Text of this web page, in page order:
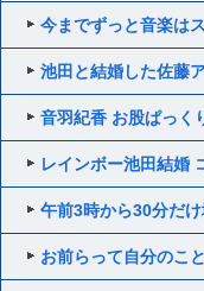
今までずっと音楽は
池田と結婚した佐藤
音羽紀香 お股ぱっく
レインボー池田結婚
午前3時から30分だ
お前らって自分のこ